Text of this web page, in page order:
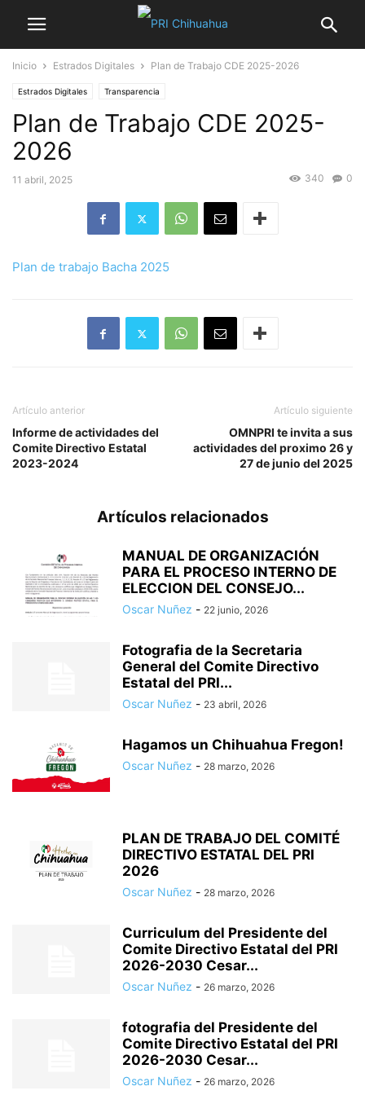
Inicio Estrados Digitales Plan de Trabajo CDE 2025-2026
Estrados Digitales Transparencia
Plan de Trabajo CDE 2025-
2026
11 abril, 2025 0
340
Plan de trabajo Bacha 2025
Artículo anterior
Informe de actividades del
Comite Directivo Estatal
2023-2024
Artículo siguiente
OMNPRI te invita a sus
actividades del proximo 26 y
27 de junio del 2025
Artículos relacionados
MANUAL DE ORGANIZACIÓN
PARA EL PROCESO INTERNO DE
ELECCION DEL CONSEJO...
Oscar Nuñez - 22 junio, 2026
Fotografia de la Secretaria
General del Comite Directivo
Estatal del PRI...
Oscar Nuñez - 23 abril, 2026
Hagamos un Chihuahua Fregon!
Oscar Nuñez - 28 marzo, 2026
PLAN DE TRABAJO DEL COMITÉ
DIRECTIVO ESTATAL DEL PRI
2026
Oscar Nuñez - 28 marzo, 2026
Curriculum del Presidente del
Comite Directivo Estatal del PRI
2026-2030 Cesar...
Oscar Nuñez - 26 marzo, 2026
fotografia del Presidente del
Comite Directivo Estatal del PRI
2026-2030 Cesar...
Oscar Nuñez - 26 marzo, 2026